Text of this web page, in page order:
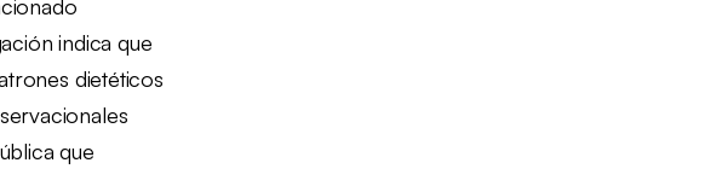
indica que
dietéticos
que